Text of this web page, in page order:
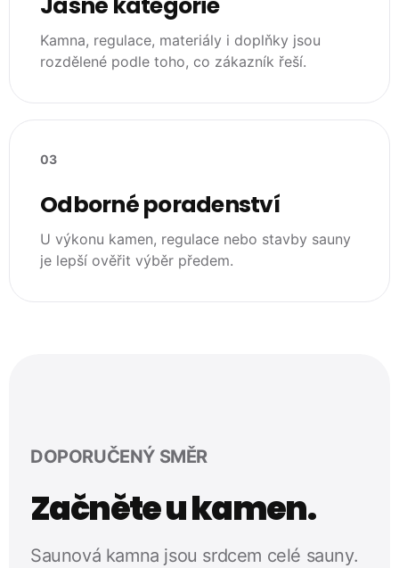
Kamna, regulace, materiály i doplňky jsou
rozdělené podle toho, co zákazník řeší.
03
Odborné poradenství
U výkonu kamen, regulace nebo stavby sauny
je lepší ověřit výběr předem.
DOPORUČENÝ SMĚR
Začněte u kamen.
Saunová kamna jsou srdcem celé sauny.